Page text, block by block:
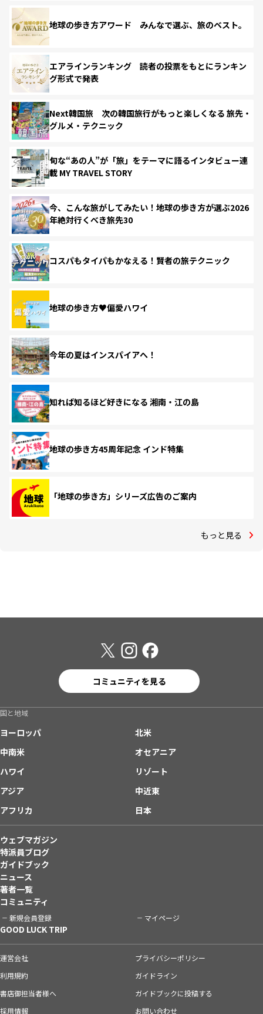
地球の歩き方アワード みんなで選ぶ、旅のベスト。
エアラインランキング 読者の投票をもとにランキン
グ形式で発表
Next韓国旅 次の韓国旅行がもっと楽しくなる 旅先・
グルメ・テクニック
旬な“あの人”が「旅」をテーマに語るインタビュー連
載 MY TRAVEL STORY
今、こんな旅がしてみたい！地球の歩き方が選ぶ2026
年絶対行くべき旅先30
コスパもタイパもかなえる！賢者の旅テクニック
地球の歩き方♥偏愛ハワイ
今年の夏はインスパイアへ！
知れば知るほど好きになる 湘南・江の島
地球の歩き方45周年記念 インド特集
「地球の歩き方」シリーズ広告のご案内
もっと見る
コミュニティを見る
国と地域
ヨーロッパ
北米
中南米
オセアニア
ハワイ
リゾート
アジア
中近東
アフリカ
日本
ウェブマガジン
特派員ブログ
ガイドブック
ニュース
著者一覧
コミュニティ
新規会員登録 マイページ
GOOD LUCK TRIP
運営会社
プライバシーポリシー
利用規約
ガイドライン
書店御担当者様へ
ガイドブックに投稿する
採用情報
お問い合わせ